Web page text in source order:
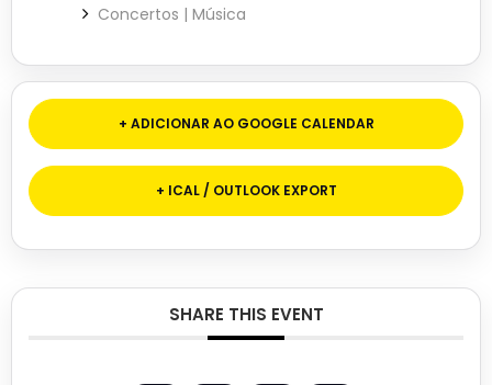
Concertos | Música
+ ADICIONAR AO GOOGLE CALENDAR
+ ICAL / OUTLOOK EXPORT
SHARE THIS EVENT